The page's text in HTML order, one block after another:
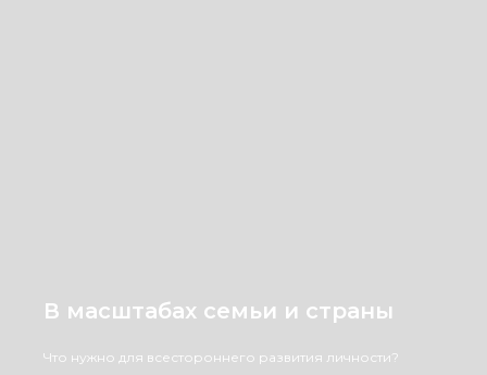
В масштабах семьи и страны
Что нужно для всестороннего развития личности?